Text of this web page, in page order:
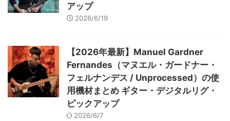
アップ
2026/6/19
【2026年最新】Manuel Gardner
Fernandes（マヌエル・ガードナー・
フェルナンデス / Unprocessed）の使
用機材まとめ ギター・デジタルリグ・
ピックアップ
2026/6/7